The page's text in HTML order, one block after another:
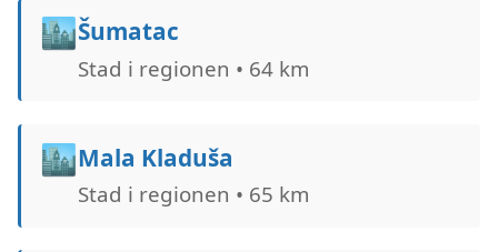
🏙️Šumatac
Stad i regionen • 64 km
🏙️Mala Kladuša
Stad i regionen • 65 km